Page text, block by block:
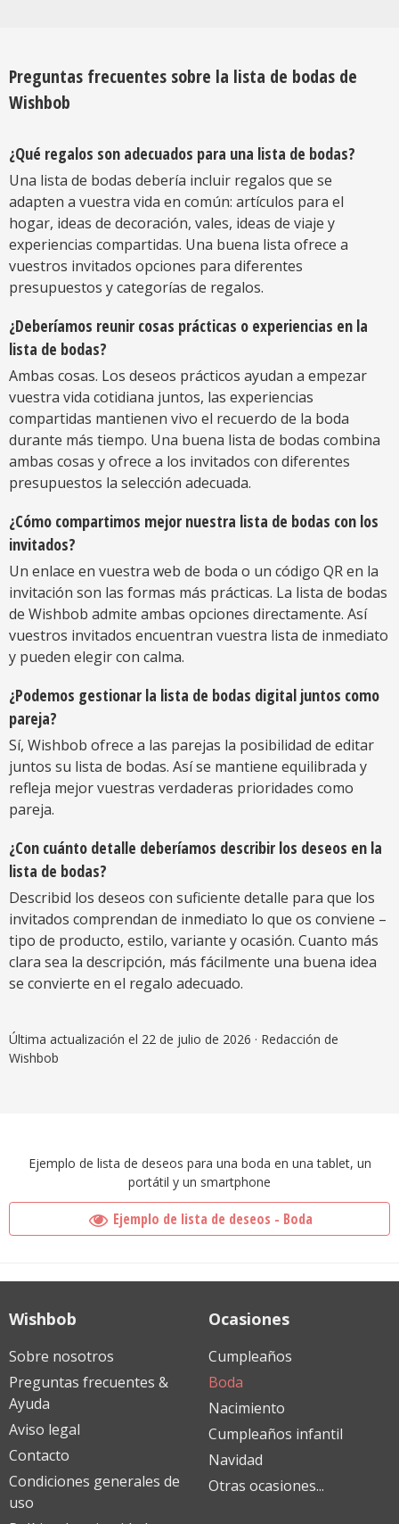
Preguntas frecuentes sobre la lista de bodas de
Wishbob
¿Qué regalos son adecuados para una lista de bodas?
Una lista de bodas debería incluir regalos que se
adapten a vuestra vida en común: artículos para el
hogar, ideas de decoración, vales, ideas de viaje y
experiencias compartidas. Una buena lista ofrece a
vuestros invitados opciones para diferentes
presupuestos y categorías de regalos.
¿Deberíamos reunir cosas prácticas o experiencias en la
lista de bodas?
Ambas cosas. Los deseos prácticos ayudan a empezar
vuestra vida cotidiana juntos, las experiencias
compartidas mantienen vivo el recuerdo de la boda
durante más tiempo. Una buena lista de bodas combina
ambas cosas y ofrece a los invitados con diferentes
presupuestos la selección adecuada.
¿Cómo compartimos mejor nuestra lista de bodas con los
invitados?
Un enlace en vuestra web de boda o un código QR en la
invitación son las formas más prácticas. La lista de bodas
de Wishbob admite ambas opciones directamente. Así
vuestros invitados encuentran vuestra lista de inmediato
y pueden elegir con calma.
¿Podemos gestionar la lista de bodas digital juntos como
pareja?
Sí, Wishbob ofrece a las parejas la posibilidad de editar
juntos su lista de bodas. Así se mantiene equilibrada y
refleja mejor vuestras verdaderas prioridades como
pareja.
¿Con cuánto detalle deberíamos describir los deseos en la
lista de bodas?
Describid los deseos con suficiente detalle para que los
invitados comprendan de inmediato lo que os conviene –
tipo de producto, estilo, variante y ocasión. Cuanto más
clara sea la descripción, más fácilmente una buena idea
se convierte en el regalo adecuado.
Última actualización el 22 de julio de 2026 · Redacción de
Wishbob
Ejemplo de lista de deseos para una boda en una tablet, un
portátil y un smartphone
Ejemplo de lista de deseos - Boda
Wishbob
Sobre nosotros
Preguntas frecuentes &
Ayuda
Aviso legal
Contacto
Condiciones generales de
uso
Ocasiones
Cumpleaños
Boda
Nacimiento
Cumpleaños infantil
Navidad
Otras ocasiones...